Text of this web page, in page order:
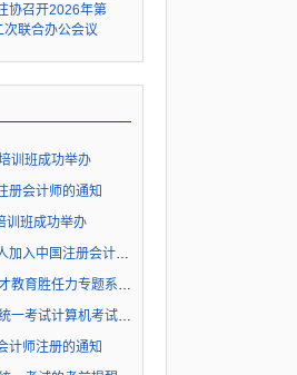
协召开2026年第
次联合办公会议
训班成功举办
册会计师的通知
训班成功举办
关于批准丁一倩等34位申请人加入中国注册会计师协会成为个人非执业会员的通知
2026年度注册会计师行业人才教育胜任力专题系列直播（三）培训通知
关于2026年注册会计师全国统一考试计算机考试环境下故障处理办法的公告
计师注册的通知